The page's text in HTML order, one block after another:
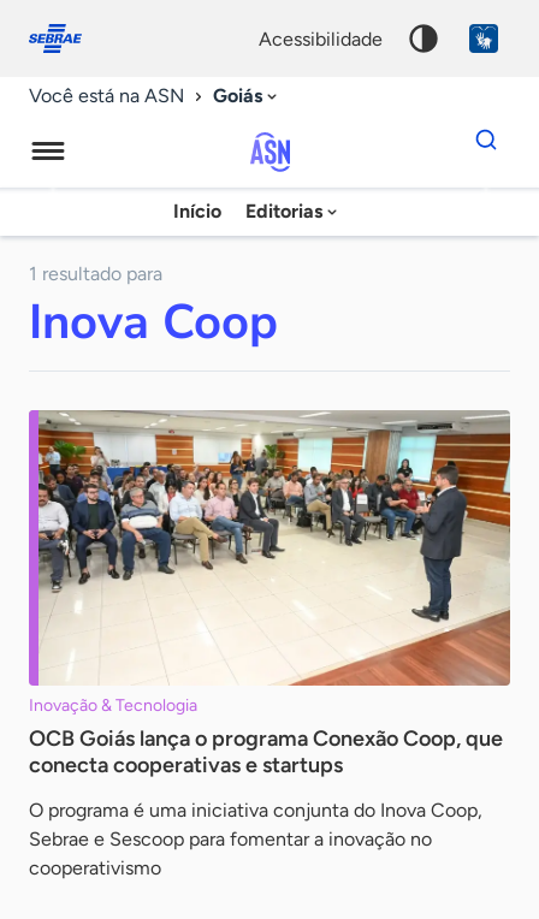
conosco
acessibilidade
Você está na ASN Goiás
Agência
Sebrae
Notícias
Início Editorias
Dados
para
chave
1 resultado para
Inova Coop
Inovação & Tecnologia
OCB Goiás lança o programa Conexão Coop, que
conecta cooperativas e startups
O programa é uma iniciativa conjunta do Inova Coop,
Sebrae e Sescoop para fomentar a inovação no
cooperativismo